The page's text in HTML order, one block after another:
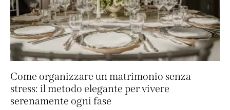
Come organizzare un matrimonio senza
stress: il metodo elegante per vivere
serenamente ogni fase